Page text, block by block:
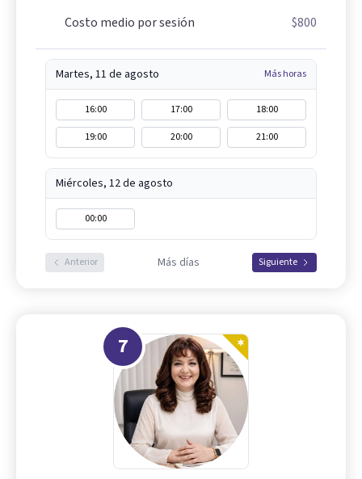
Costo medio por sesión
$800
Martes, 11 de agosto Más horas
16:00 17:00
18:00
19:00
20:00 21:00
Miércoles, 12 de agosto
00:00
Anterior Más días Siguiente
7